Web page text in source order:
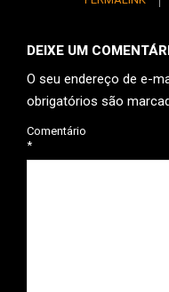
DEIXE UM
O seu endereço de e-
obrigatórios são
Comentário
*